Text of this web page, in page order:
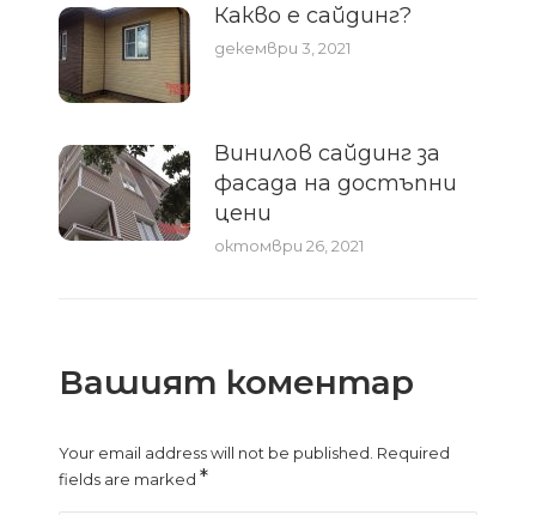
Какво е сайдинг?
декември 3, 2021
Винилов сайдинг за
фасада на достъпни
цени
октомври 26, 2021
Вашият коментар
Your email address will not be published. Required
fields are marked*